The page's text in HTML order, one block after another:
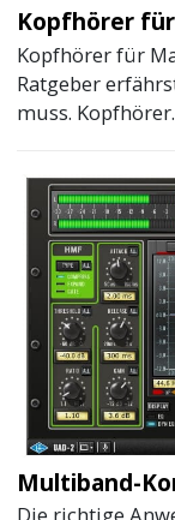
Kopfhörer
Kopfhörer für
Ratgeber
muss.
Multiband-